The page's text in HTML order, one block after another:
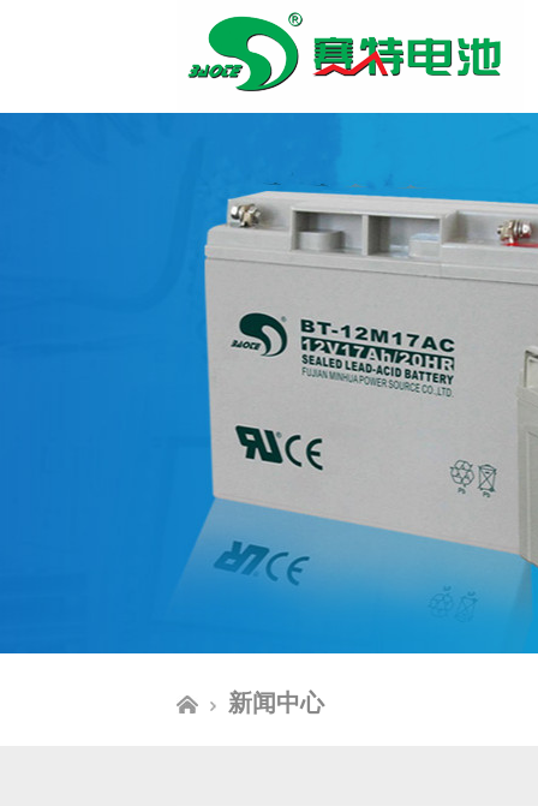
新闻中心